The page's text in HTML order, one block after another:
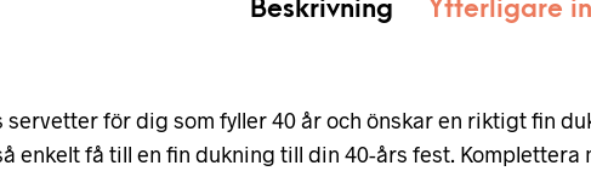
Beskrivning Ytterligare
servetter för dig som fyller 40 år och önskar en riktigt fin
enkelt få till en fin dukning till din 40-års fest.